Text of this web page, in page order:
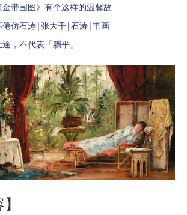
带围图》有个这样的温馨故
倦仿石涛|张大千|石涛|书画
，不代表「躺平」